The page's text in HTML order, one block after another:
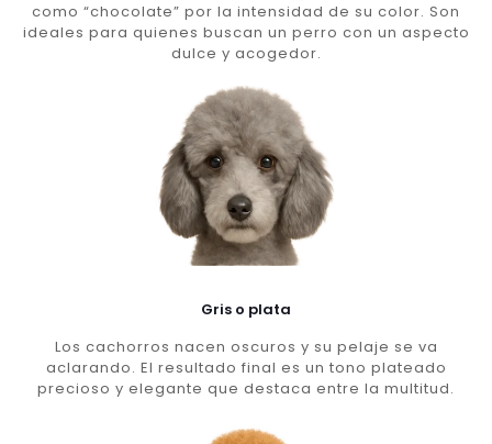
como “chocolate” por la intensidad de su color. Son
ideales para quienes buscan un perro con un aspecto
dulce y acogedor.
Gris o plata
Los cachorros nacen oscuros y su pelaje se va
aclarando. El resultado final es un tono plateado
precioso y elegante que destaca entre la multitud.